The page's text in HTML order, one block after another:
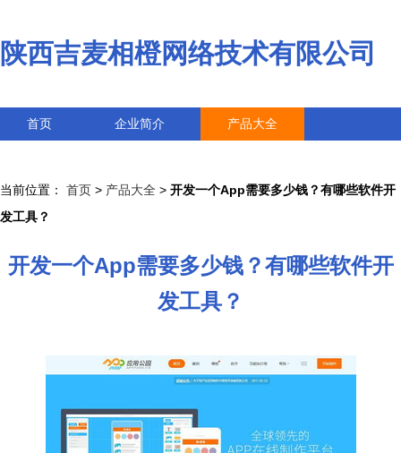
陕西吉麦相橙网络技术有限公司
首页 企业简介 产品大全
当前位置： 首页 > 产品大全 > 开发一个App需要多少钱？有哪些软件开
发工具？
开发一个App需要多少钱？有哪些软件开
发工具？